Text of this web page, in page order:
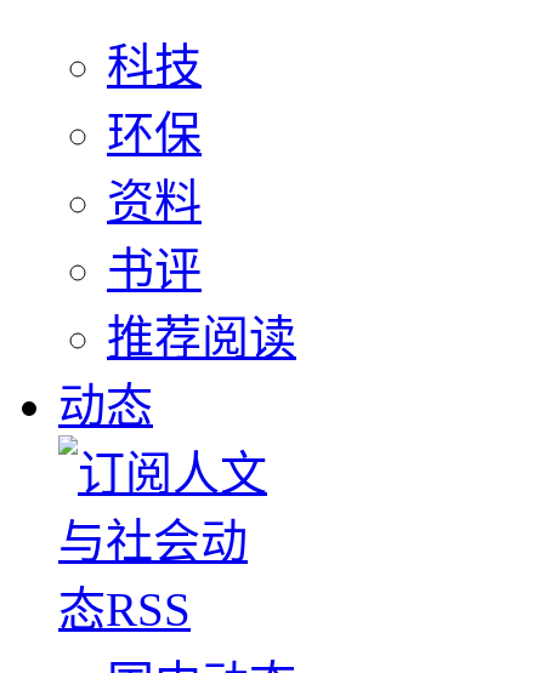
科技
环保
资料
书评
推荐阅读
动态